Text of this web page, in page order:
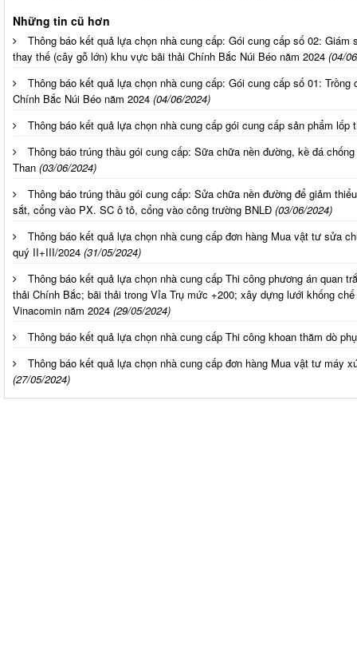
Những tin cũ hơn
Thông báo kết quả lựa chọn nhà cung cấp: Gói cung cấp số 02:
thay thế (cây gỗ lớn) khu vực bãi thải Chính Bắc Núi Béo năm 2024 (04/
Thông báo kết quả lựa chọn nhà cung cấp: Gói cung cấp số 01:
Chính Bắc Núi Béo năm 2024 (04/06/2024)
Thông báo kết quả lựa chọn nhà cung cấp gói cung cấp sản phẩm lốp
Thông báo trúng thầu gói cung cấp: Sữa chữa nền đường, kề đá
Than (03/06/2024)
Thông báo trúng thầu gói cung cấp: Sửa chữa nền đường để giảm
sắt, cổng vào PX. SC ô tô, cổng vào công trường BNLĐ (03/06/2024)
Thông báo kết quả lựa chọn nhà cung cấp đơn hàng Mua vật tư sửa
quý II+III/2024 (31/05/2024)
Thông báo kết quả lựa chọn nhà cung cấp Thi công phương án quan
thải Chính Bắc; bãi thải trong Vỉa Trụ mức +200; xây dựng lưới khống
Vinacomin năm 2024 (29/05/2024)
Thông báo kết quả lựa chọn nhà cung cấp Thi công khoan thăm dò
Thông báo kết quả lựa chọn nhà cung cấp đơn hàng Mua vật tư máy
(27/05/2024)